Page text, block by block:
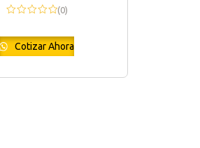
(0)
Cotizar Ahora